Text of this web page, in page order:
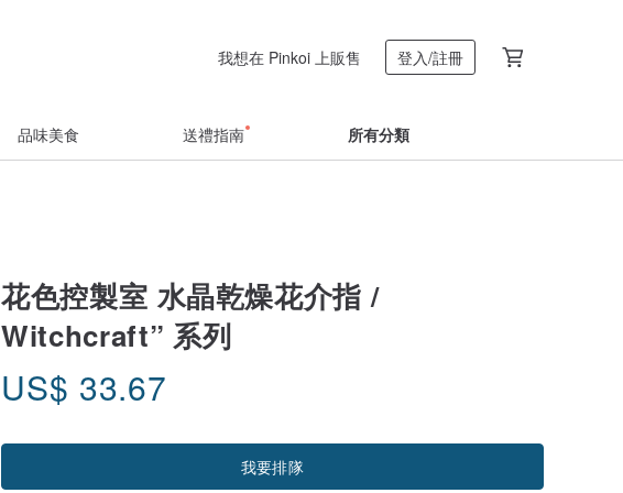
我想在 Pinkoi 上販售 登入/註冊
品味美食 送禮指南 所有分類
花色控製室 水晶乾燥花介指 /
Witchcraft” 系列
US$ 33.67
我要排隊